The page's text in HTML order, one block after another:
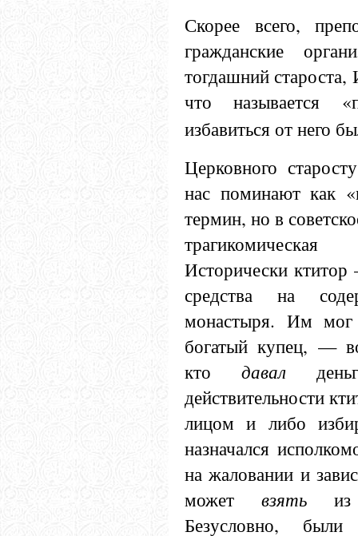
Скорее всего,
гражданские
тогдашний
что называется
избавиться от него
Церковного
нас поминают как
термин, но в
Исторически
средства на
монастыря. Им
богатый купец, —
кто давал
действительности
лицом и либо
назначался
на жаловании и
может взять
Безусловно,